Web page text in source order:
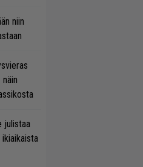
niin
julistaa